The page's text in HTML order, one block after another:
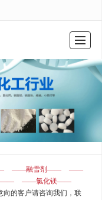
行业常识 联系我们
——融雪剂——
——
——
——氯化镁——
向的客户请咨询我们，联